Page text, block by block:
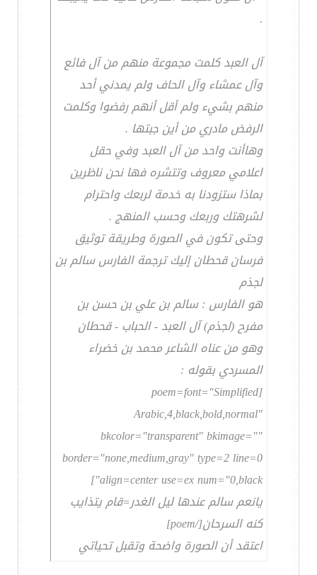
.
آل العبد كلمت مجموعة منهم من آل فائع
وآل عمشاء وآل الحاف ولم يمدني أحد
منهم بشيء ولم أقل أنهم رفضوا وكلمت
الرفض مادري من أين جبتها .
وهاأنت واحد من آل العبد وفي حقل
اعلامي معروف وتتشره فها نحن ناظرين
بماذا ستزودنا به خدمة لربعك واحترام
لشرهتك وربعك وحسب المنهج .
وحتى تكون في الصورة وطريقة توثيق
فرسان قحطان إليك ترجمة الفارس سالم بن
لجذم
هو الفارس : سالم بن علي بن حسن بن
مفرح (لجذم) آل العبد - الحباب - قحطان
وهو من عناه الشاعر محمد بن خضراء
المسردي بقوله :
[poem=font="Simplified
Arabic,4,black,bold,normal"
bkcolor="transparent" bkimage=""
border="none,medium,gray" type=2 line=0
align=center use=ex num="0,black"]
يانعم سالم عندها ليل الغدر=قام يتذايب
كنه السرحان[/poem]
اعتقد أن الصورة واضحة وتقبل تحياتي